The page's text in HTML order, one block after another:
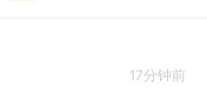
17分钟前